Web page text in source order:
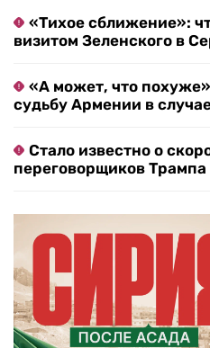
«Тихое сближение»:
визитом Зеленского в
«А может, что
судьбу Армении в
Стало известно о
переговорщиков